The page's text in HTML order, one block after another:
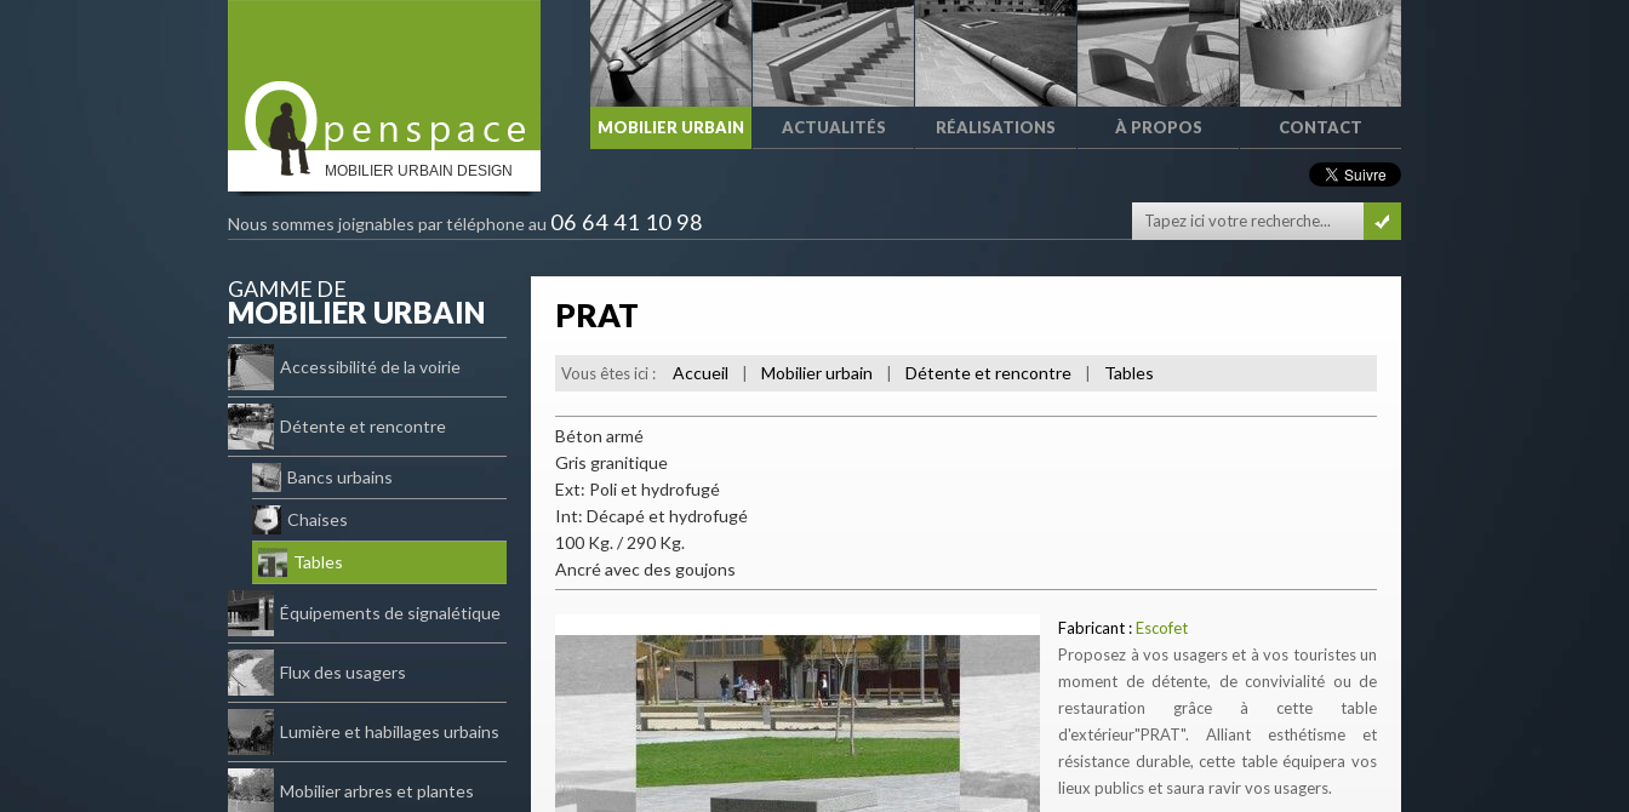
MOBILIER URBAIN DESIGN
MOBILIER URBAIN ACTUALITÉS RÉALISATIONS À PROPOS CONTACT
Nous sommes joignables par téléphone au 06 64 41 10 98
GAMME DE
MOBILIER URBAIN
Accessibilité de la voirie
Détente et rencontre
Bancs urbains
Chaises
Tables
Équipements de signalétique
Flux des usagers
Lumière et habillages urbains
Mobilier arbres et plantes
PRAT
Vous êtes ici : Accueil Mobilier urbain Détente et rencontre Tables
Béton armé
Gris granitique
Ext: Poli et hydrofugé
Int: Décapé et hydrofugé
100 Kg. / 290 Kg.
Ancré avec des goujons
Fabricant :Escofet
Proposez à vos usagers et à vos touristes un
moment de détente, de convivialité ou de
restauration grâce à cette table
d'extérieur"PRAT". Alliant esthétisme et
résistance durable, cette table équipera vos
lieux publics et saura ravir vos usagers.